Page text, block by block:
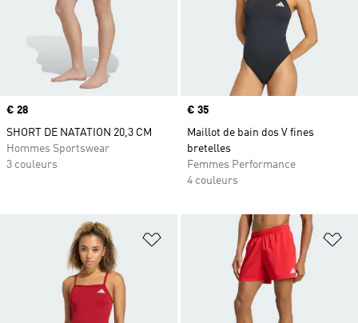
Prix
€ 28
SHORT DE NATATION 20,3 CM
Hommes Sportswear
3 couleurs
Prix
€ 35
Maillot de bain dos V fines
bretelles
Femmes Performance
4 couleurs
Ajouter à la Liste de produits